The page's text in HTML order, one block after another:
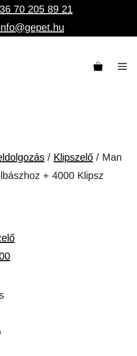
70 205 89 21
/ Klipszelő / Man
+ 4000 Klipsz